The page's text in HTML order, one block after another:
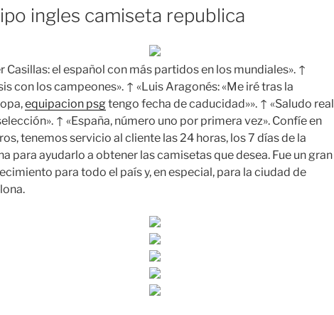
ingles camiseta republica
Casillas: el español con más partidos en los mundiales». ↑
con los campeones». ↑ «Luis Aragonés: «Me iré tras la
equipacion psgtengo fecha de caducidad»». ↑ «Saludo real
↑ «España, número uno por primera vez». Confíe en
tenemos servicio al cliente las 24 horas, los 7 días de la
para ayudarlo a obtener las camisetas que desea. Fue un gran
para todo el país y, en especial, para la ciudad de